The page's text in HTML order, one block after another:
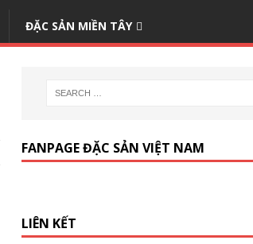
ĐẶC SẢN MIỀN TÂY
FANPAGE ĐẶC SẢN VIỆT NAM
LIÊN KẾT